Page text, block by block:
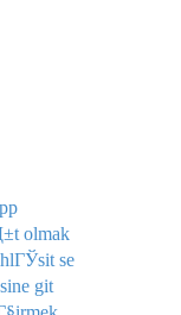
olmak
se
git